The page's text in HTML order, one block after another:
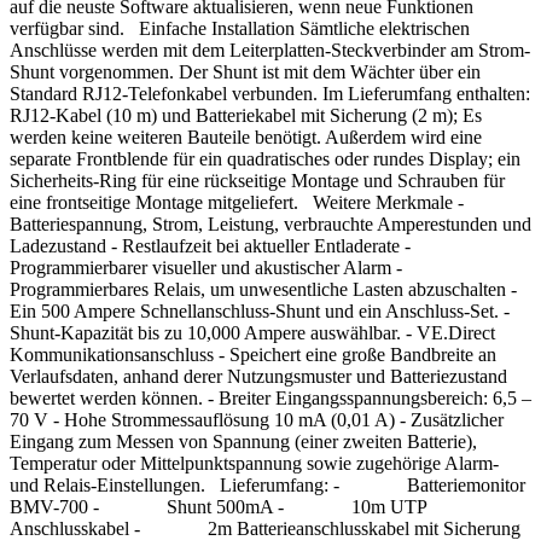
auf die neuste Software aktualisieren, wenn neue Funktionen
verfügbar sind. Einfache Installation Sämtliche elektrischen
Anschlüsse werden mit dem Leiterplatten-Steckverbinder am Strom-
Shunt vorgenommen. Der Shunt ist mit dem Wächter über ein
Standard RJ12-Telefonkabel verbunden. Im Lieferumfang enthalten:
RJ12-Kabel (10 m) und Batteriekabel mit Sicherung (2 m); Es
werden keine weiteren Bauteile benötigt. Außerdem wird eine
separate Frontblende für ein quadratisches oder rundes Display; ein
Sicherheits-Ring für eine rückseitige Montage und Schrauben für
eine frontseitige Montage mitgeliefert. Weitere Merkmale -
Batteriespannung, Strom, Leistung, verbrauchte Amperestunden und
Ladezustand - Restlaufzeit bei aktueller Entladerate -
Programmierbarer visueller und akustischer Alarm -
Programmierbares Relais, um unwesentliche Lasten abzuschalten -
Ein 500 Ampere Schnellanschluss-Shunt und ein Anschluss-Set. -
Shunt-Kapazität bis zu 10,000 Ampere auswählbar. - VE.Direct
Kommunikationsanschluss - Speichert eine große Bandbreite an
Verlaufsdaten, anhand derer Nutzungsmuster und Batteriezustand
bewertet werden können. - Breiter Eingangsspannungsbereich: 6,5 –
70 V - Hohe Strommessauflösung 10 mA (0,01 A) - Zusätzlicher
Eingang zum Messen von Spannung (einer zweiten Batterie),
Temperatur oder Mittelpunktspannung sowie zugehörige Alarm-
und Relais-Einstellungen. Lieferumfang: - Batteriemonitor
BMV-700 - Shunt 500mA - 10m UTP
Anschlusskabel - 2m Batterieanschlusskabel mit Sicherung